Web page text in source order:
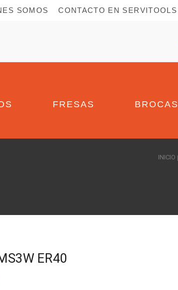
SOMOS CONTACTO EN SERVITOOLS
FRESAS BROCAS
INICIO
ER40